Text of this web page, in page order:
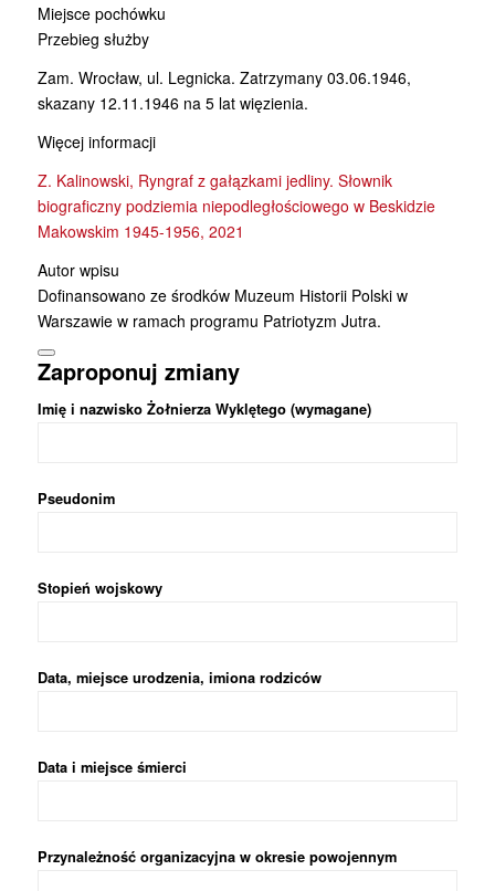
Miejsce pochówku
Przebieg służby
Zam. Wrocław, ul. Legnicka. Zatrzymany 03.06.1946,
skazany 12.11.1946 na 5 lat więzienia.
Więcej informacji
Z. Kalinowski, Ryngraf z gałązkami jedliny. Słownik
biograficzny podziemia niepodległościowego w Beskidzie
Makowskim 1945-1956, 2021
Autor wpisu
Dofinansowano ze środków Muzeum Historii Polski w
Warszawie w ramach programu Patriotyzm Jutra.
Zaproponuj zmiany
Imię i nazwisko Żołnierza Wyklętego (wymagane)
Pseudonim
Stopień wojskowy
Data, miejsce urodzenia, imiona rodziców
Data i miejsce śmierci
Przynależność organizacyjna w okresie powojennym